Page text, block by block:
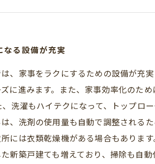
国土交通省より2024年子育てエコ
なる設備が充実
、家事をラクにするための設備が充
に進みます。また、家事効率化のた
、洗濯もハイテクになって、トップロ
、洗剤の使用量も自動で調整される
には衣類乾燥機がある場合もありま
新築戸建ても増えており、掃除も自